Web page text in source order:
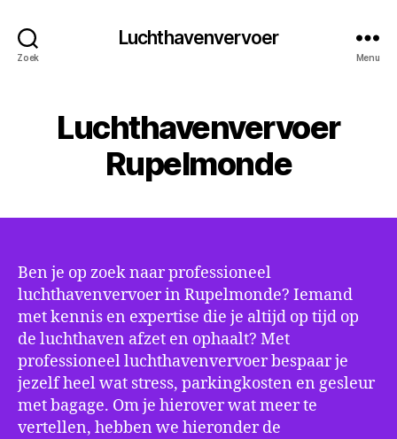
Zoek
Luchthavenvervoer
Menu
Luchthavenvervoer
Rupelmonde
Ben je op zoek naar professioneel
luchthavenvervoer in Rupelmonde? Iemand
met kennis en expertise die je altijd op tijd op
de luchthaven afzet en ophaalt? Met
professioneel luchthavenvervoer bespaar je
jezelf heel wat stress, parkingkosten en gesleur
met bagage. Om je hierover wat meer te
vertellen, hebben we hieronder de